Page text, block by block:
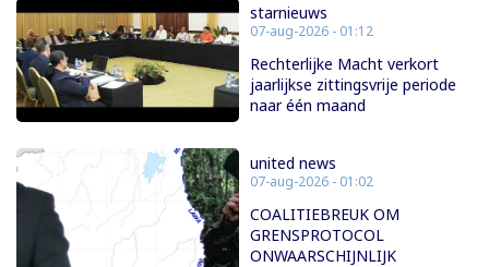
starnieuws
07-aug-2026 - 01:12
Rechterlijke Macht verkort
jaarlijkse zittingsvrije periode
naar één maand
united news
07-aug-2026 - 01:02
COALITIEBREUK OM
GRENSPROTOCOL
ONWAARSCHIJNLIJK